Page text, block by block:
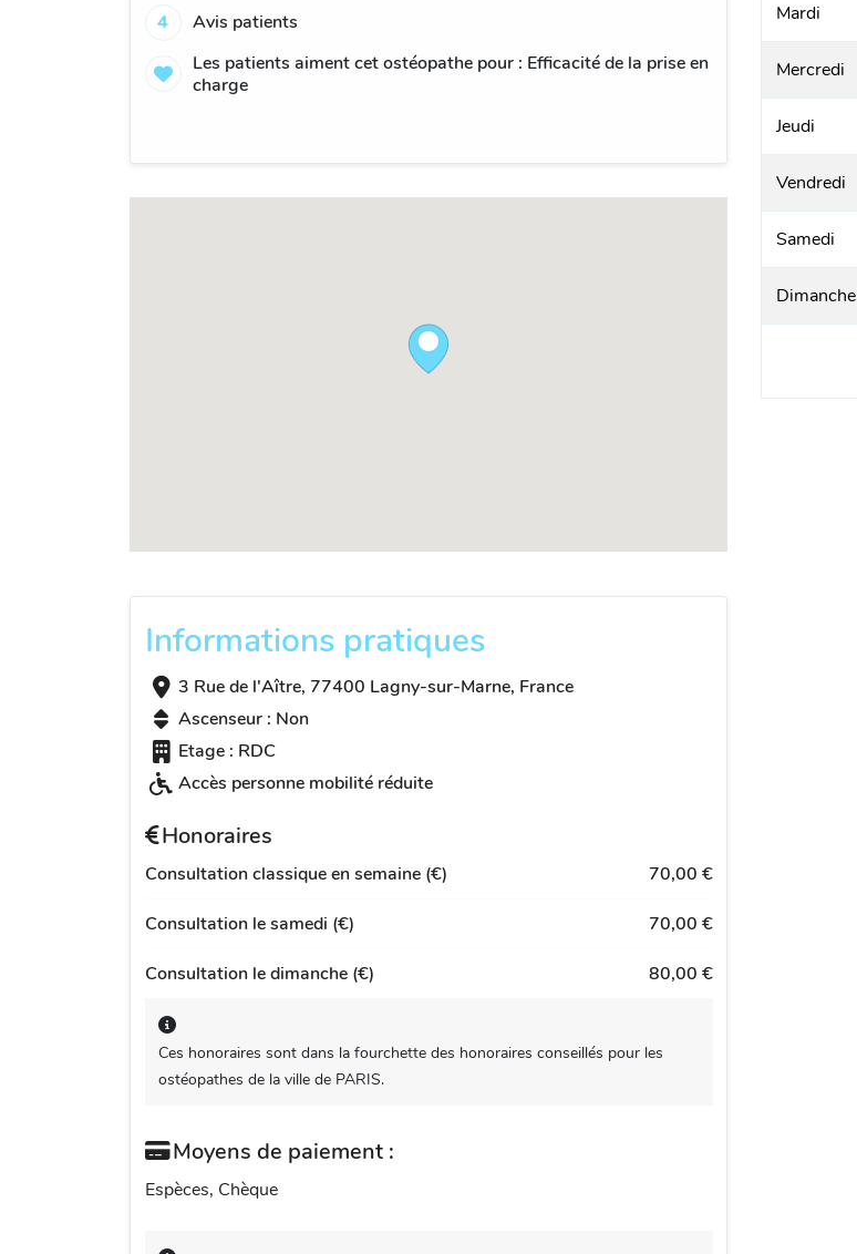
4
Avis patients
Les patients aiment cet ostéopathe pour : Efficacité de la prise en
charge
Informations pratiques
3 Rue de l'Aître, 77400 Lagny-sur-Marne, France
Ascenseur : Non
Etage : RDC
Accès personne mobilité réduite
Honoraires
Consultation classique en semaine (€) 70,00 €
Consultation le samedi (€) 70,00 €
Consultation le dimanche (€) 80,00 €
Ces honoraires sont dans la fourchette des honoraires conseillés pour les
ostéopathes de la ville de PARIS.
Moyens de paiement :
Espèces, Chèque
Mardi
Mercredi
Jeudi
Vendredi
Samedi
Dimanche